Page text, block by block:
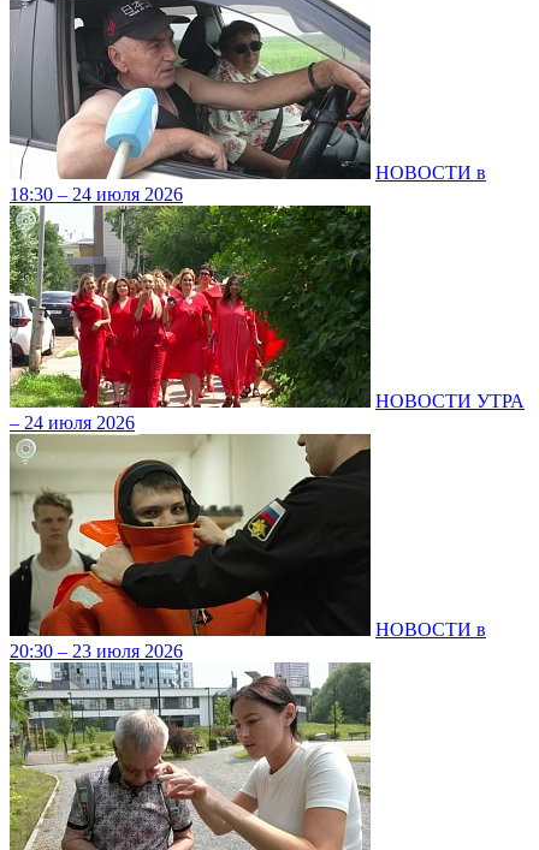
НОВОСТИ в
18:30 – 24 июля 2026
НОВОСТИ УТРА
– 24 июля 2026
НОВОСТИ в
20:30 – 23 июля 2026